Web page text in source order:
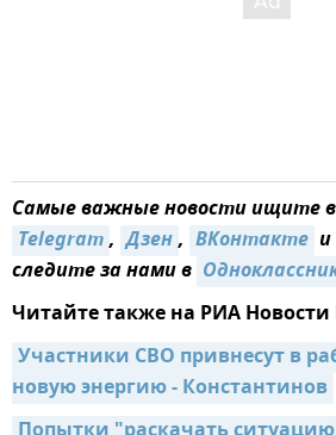
Самые важные новости ищите
Telegram, Дзен, ВКонтакте и
следите за нами в
Читайте также на РИА
Участники СВО привнесут в
новую энергию - Константинов